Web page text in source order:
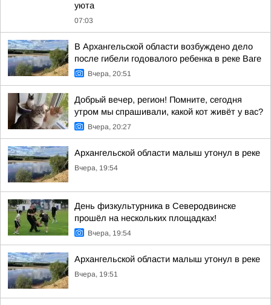
уюта
07:03
В Архангельской области возбуждено дело
после гибели годовалого ребенка в реке Ваге
Вчера, 20:51
Добрый вечер, регион! Помните, сегодня
утром мы спрашивали, какой кот живёт у вас?
Вчера, 20:27
Архангельской области малыш утонул в реке
Вчера, 19:54
День физкультурника в Северодвинске
прошёл на нескольких площадках!
Вчера, 19:54
Архангельской области малыш утонул в реке
Вчера, 19:51